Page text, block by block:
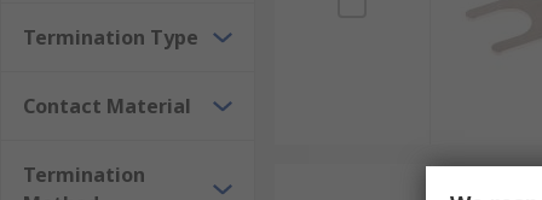
Termination Type
Contact Material
Termination